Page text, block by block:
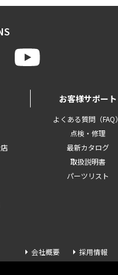
お客様サポート
よくある質問（FAQ）
点検・修理
最新カタログ
取扱説明書
パーツリスト
会社概要 採用情報